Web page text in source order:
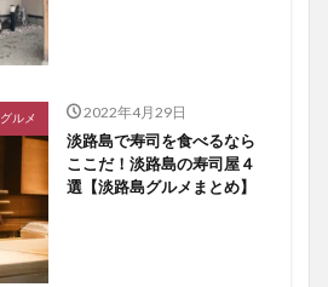
グルメ 2022年4月29日
淡路島で寿司を食べるなら
ここだ！淡路島の寿司屋４
選【淡路島グルメまとめ】